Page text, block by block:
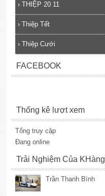
› THIỆP 20 11
› Thiệp Tết
› Thiệp Cưới
FACEBOOK
Thống kê lượt xem
Tổng truy cập
Đang online
Trải Nghiệm Của KHàng
Trần Thanh Bình